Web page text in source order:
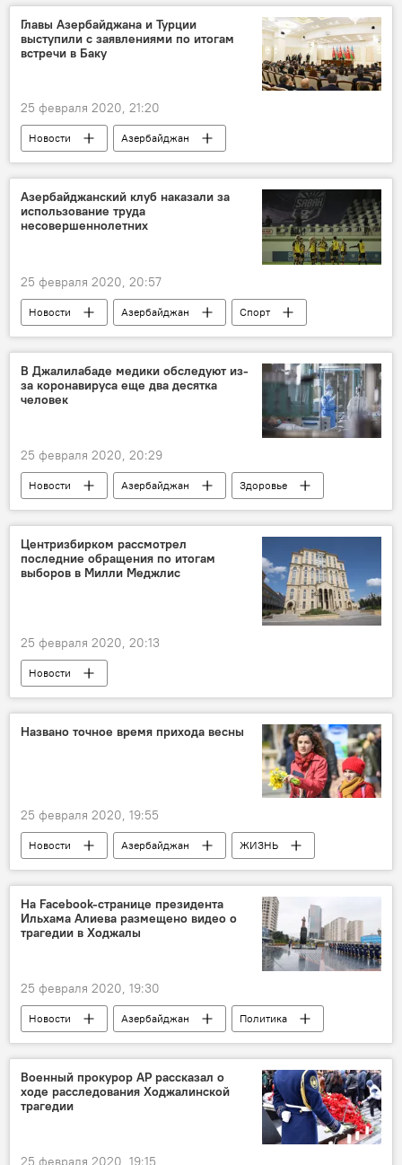
ЖИЗНЬ
Эмин Агаларов
США
концерт
песни Тур
Главы Азербайджана и Турции
выступили с заявлениями по итогам
встречи в Баку
25 февраля 2020, 21:20
Новости
Азербайджан
Новости мира
Политика
Экономика
Ильхам Алиев
Реджеп Тайип Эрдоган
Азербайджанский клуб наказали за
использование труда
несовершеннолетних
25 февраля 2020, 20:57
Новости Азербайджан
Спорт
ЖИЗНЬ
АФФА
Наказание
Клуб
несовершеннолетие
В Джалилабаде медики обследуют из-
за коронавируса еще два десятка
человек
25 февраля 2020, 20:29
Новости Азербайджан
Здоровье
ЖИЗНЬ
Происшествия
Коронавирус
Джалилабадский район
карантин
Центризбирком рассмотрел
последние обращения по итогам
выборов в Милли Меджлис
25 февраля 2020, 20:13
Новости
Внеочередные выборы в Милли Меджлис
ЖИЗНЬ
голосование
Названо точное время прихода весны
25 февраля 2020, 19:55
Новости Азербайджан
ЖИЗНЬ
Национальная академия наук Азербайджана
Весна
время
На Facebook-странице президента
Ильхама Алиева размещено видео о
трагедии в Ходжалы
25 февраля 2020, 19:30
Новости Азербайджан
Политика
ЖИЗНЬ
Карабах
Ильхам Алиев
Ходжалинский геноцид
Военный прокурор АР рассказал о
ходе расследования Ходжалинской
трагедии
25 февраля 2020, 19:15